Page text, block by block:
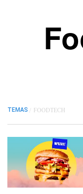
TEMAS / FOODTECH